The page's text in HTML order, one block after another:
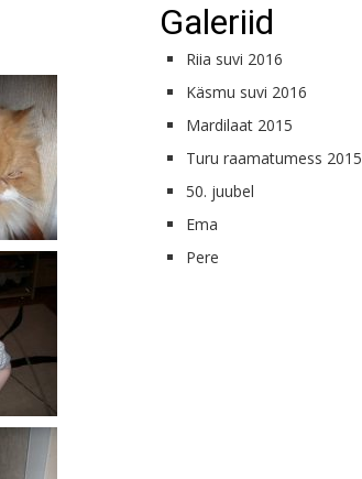
Galeriid
Riia suvi 2016
Käsmu suvi 2016
Mardilaat 2015
Turu raamatumess 2015
50. juubel
Ema
Pere